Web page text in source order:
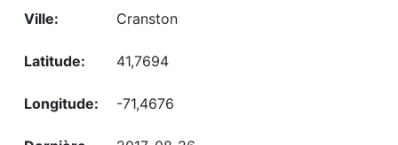
Cranston
41,7694
-71,4676